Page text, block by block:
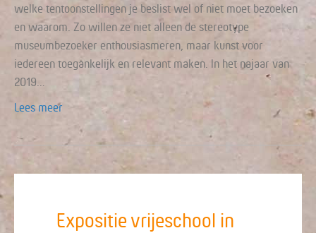
welke tentoonstellingen je beslist wel of niet moet bezoeken
en waarom. Zo willen ze niet alleen de stereotype
museumbezoeker enthousiasmeren, maar kunst voor
iedereen toegankelijk en relevant maken. In het najaar van
2019…
Lees meer
Expositie vrijeschool in